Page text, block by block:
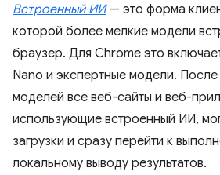
Встроенный ИИ— это форма
которой более мелкие модели
браузер. Для Chrome это
Nano и экспертные модели. После
моделей все веб-сайты и веб-
использующие встроенный ИИ,
загрузки и сразу перейти к
локальному выводу результатов.